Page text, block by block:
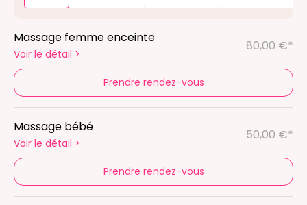
Massage femme enceinte
Voir le détail >
80,00 €*
Prendre rendez-vous
Massage bébé
Voir le détail >
50,00 €*
Prendre rendez-vous